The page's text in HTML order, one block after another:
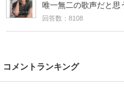
唯一無二の歌声だと思
回答数：8108
コメントランキング